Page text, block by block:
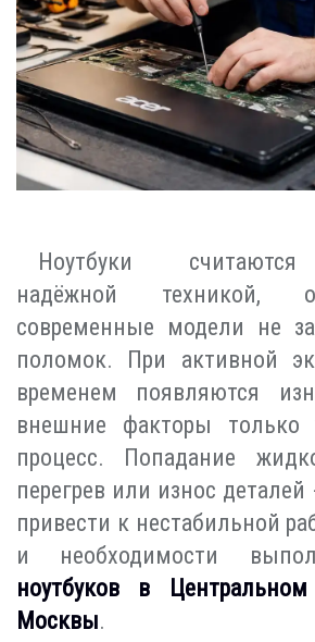
Ноутбуки
надёжной техникой,
современные модели не
поломок. При активной
временем появляются
внешние факторы только
процесс. Попадание
перегрев или износ
привести к нестабильной
и необходимости
ноутбуков в
Москвы.